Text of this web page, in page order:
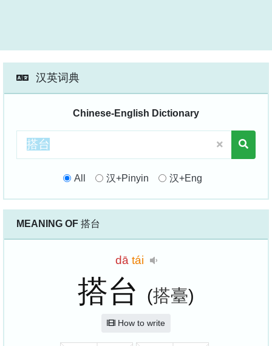
汉英词典
Chinese-English Dictionary
All 汉+Pinyin 汉+Eng
MEANING OF 搭台
dā tái
搭台 (搭臺)
How to write